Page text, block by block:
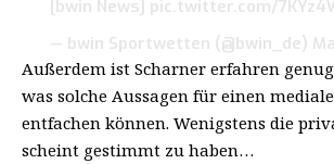
[bwin News] pic.twitter.com/
— bwin Sportwetten (@bwin_de)
Außerdem ist Scharner erfahren
was solche Aussagen für einen
entfachen können. Wenigstens die
scheint gestimmt zu haben…